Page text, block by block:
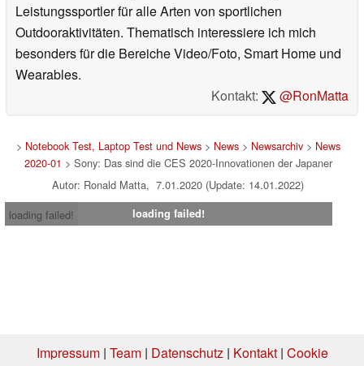
Leistungssportler für alle Arten von sportlichen
Outdooraktivitäten. Thematisch interessiere ich mich
besonders für die Bereiche Video/Foto, Smart Home und
Wearables.
Kontakt:
@RonMatta
> Notebook Test, Laptop Test und News> News> Newsarchiv> News
2020-01 > Sony: Das sind die CES 2020-Innovationen der Japaner
Autor: Ronald Matta, 7.01.2020 (Update: 14.01.2022)
loading failed!
loading failed!
Impressum| Team| Datenschutz| Kontakt| Cookie